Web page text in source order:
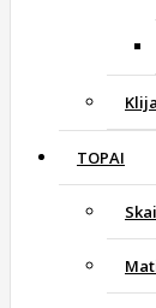
TOPAI